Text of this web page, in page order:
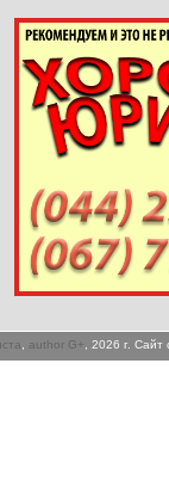
author G+ , 2026 г.